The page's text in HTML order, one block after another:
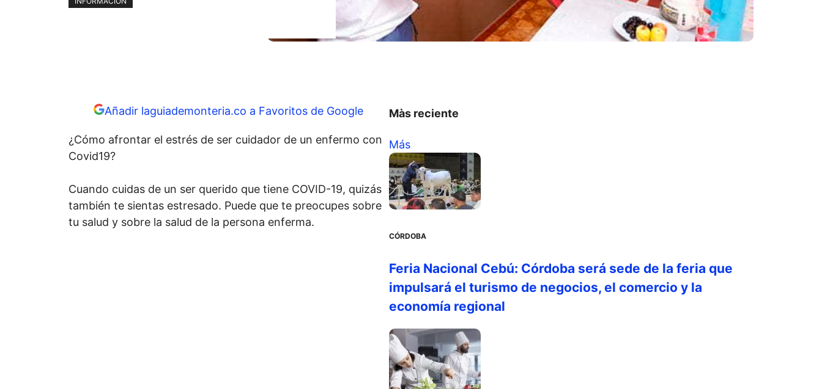
Añadir laguiademonteria.co a Favoritos de Google
¿Cómo afrontar el estrés de ser cuidador de un enfermo con
Covid19?
Cuando cuidas de un ser querido que tiene COVID-19, quizás
también te sientas estresado. Puede que te preocupes sobre
tu salud y sobre la salud de la persona enferma.
Màs reciente
Más
CÓRDOBA
Feria Nacional Cebú: Córdoba será sede de la feria que
impulsará el turismo de negocios, el comercio y la
economía regional